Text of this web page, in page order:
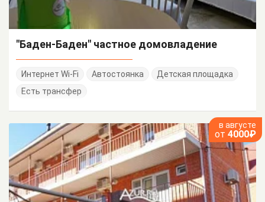
"Баден-Баден" частное домовладение
Интернет Wi-Fi Автостоянка
Детская площадка
Есть трансфер
в августе
от 4000₽